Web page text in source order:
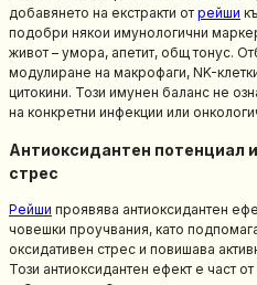
добавянето на екстракти от рейши
подобри някои имунологични
живот – умора, апетит, общ тонус.
модулиране на макрофаги, NK-
цитокини. Този имунен баланс не
на конкретни инфекции или
Антиоксидантен потенциал
стрес
Рейши проявява антиоксидантен
човешки проучвания, като
оксидативен стрес и повишава
Този антиоксидантен ефект е част